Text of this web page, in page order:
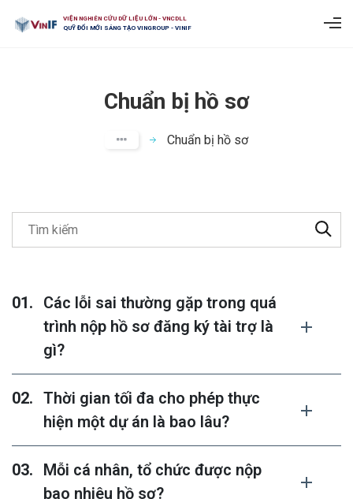
VIỆN NGHIÊN CỨU DỮ LIỆU LỚN - VNCDLL
QUỸ ĐỔI MỚI SÁNG TẠO VINGROUP - VINIF
Chuẩn bị hồ sơ
Chuẩn bị hồ sơ
Các lỗi sai thường gặp trong quá
trình nộp hồ sơ đăng ký tài trợ là
gì?
Thời gian tối đa cho phép thực
hiện một dự án là bao lâu?
Mỗi cá nhân, tổ chức được nộp
bao nhiêu hồ sơ?